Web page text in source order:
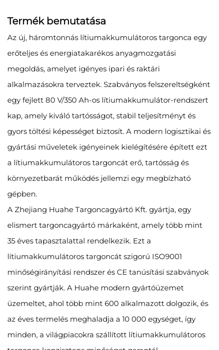
Termék bemutatása
Az új, háromtonnás lítiumakkumulátoros targonca egy
erőteljes és energiatakarékos anyagmozgatási
megoldás, amelyet igényes ipari és raktári
alkalmazásokra terveztek. Szabványos felszereltségként
egy fejlett 80 V/350 Ah-os lítiumakkumulátor-rendszert
kap, amely kiváló tartósságot, stabil teljesítményt és
gyors töltési képességet biztosít. A modern logisztikai és
gyártási műveletek igényeinek kielégítésére épített ezt
a lítiumakkumulátoros targoncát erő, tartósság és
környezetbarát működés jellemzi egy megbízható
gépben.
A Zhejiang Huahe Targoncagyártó Kft. gyártja, egy
elismert targoncagyártó márkaként, amely több mint
35 éves tapasztalattal rendelkezik. Ezt a
lítiumakkumulátoros targoncát szigorú ISO9001
minőségirányítási rendszer és CE tanúsítási szabványok
szerint gyártják. A Huahe modern gyártóüzemet
üzemeltet, ahol több mint 600 alkalmazott dolgozik, és
az éves termelés meghaladja a 10 000 egységet, így
minden, a világpiacokra szállított lítiumakkumulátoros